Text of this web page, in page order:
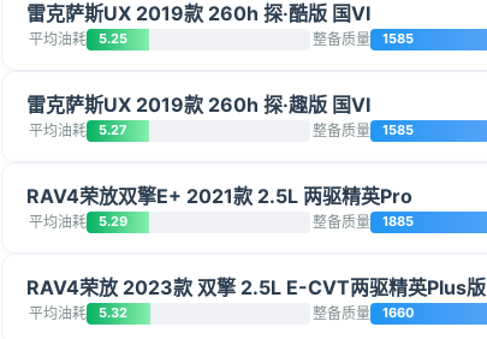
雷克萨斯UX 2019款 260h 探·酷版 国VI
平均油耗 5.25 整备质量 1585
雷克萨斯UX 2019款 260h 探·趣版 国VI
平均油耗 5.27 整备质量 1585
RAV4荣放双擎E+ 2021款 2.5L 两驱精英Pro
平均油耗 5.29 整备质量 1885
RAV4荣放 2023款 双擎 2.5L E-CVT两驱精英Plus版
平均油耗 5.32 整备质量 1660